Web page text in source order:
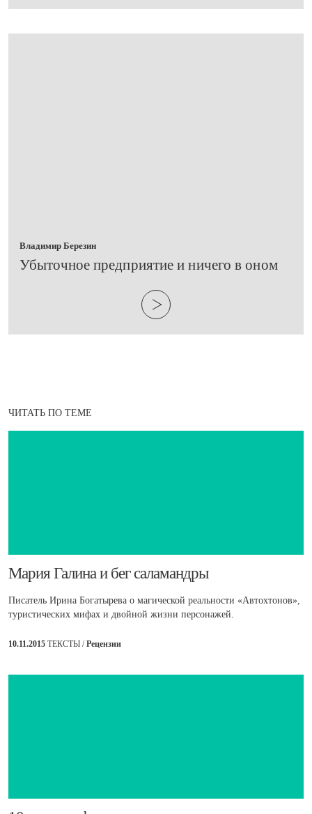
Владимир Березин
​Убыточное предприятие и ничего в оном
ЧИТАТЬ ПО ТЕМЕ
​Мария Галина и бег саламандры
Писатель Ирина Богатырева о магической реальности «Автохтонов»,
туристических мифах и двойной жизни персонажей.
10.11.2015 ТЕКСТЫ /Рецензии